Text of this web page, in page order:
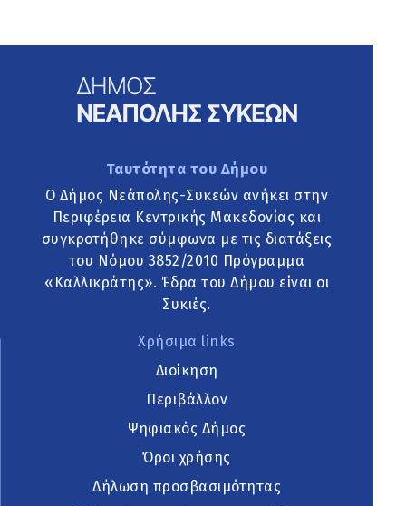
Ταυτότητα του Δήμου
Ο Δήμος Νεάπολης-Συκεών ανήκει στην
Περιφέρεια Κεντρικής Μακεδονίας και
συγκροτήθηκε σύμφωνα με τις διατάξεις
του Νόμου 3852/2010 Πρόγραμμα
«Καλλικράτης». Έδρα του Δήμου είναι οι
Συκιές.
Χρήσιμα links
Διοίκηση
Περιβάλλον
Ψηφιακός Δήμος
Όροι χρήσης
Δήλωση προσβασιμότητας